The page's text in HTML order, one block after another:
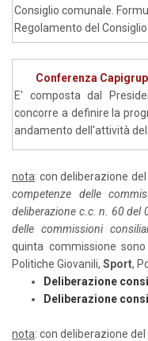
Consiglio comunale.
Regolamento del
Conferenza
E' composta dal
concorre a definire la
andamento dell'attività del
nota: con deliberazione
competenze delle
deliberazione c.c. n. 60
delle commissioni
quinta commissione
Politiche Giovanili, Sport,
Deliberazione
Deliberazione
nota: con deliberazione